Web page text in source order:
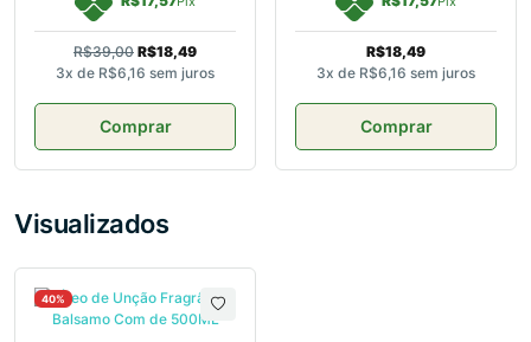
R$39,00 R$18,49
3x de R$6,16 sem juros
Comprar
R$18,49
3x de R$6,16 sem juros
Comprar
Visualizados
40%